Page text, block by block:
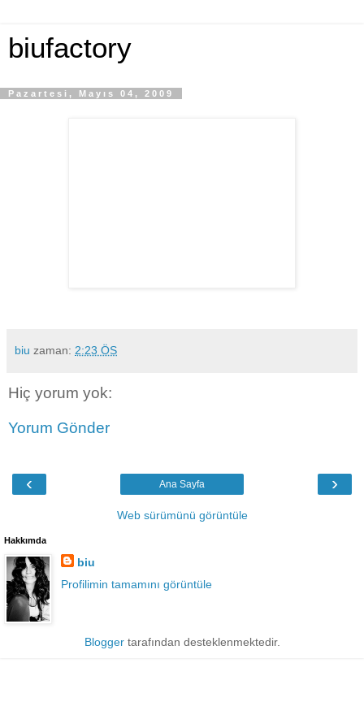
biufactory
Pazartesi, Mayıs 04, 2009
biu zaman: 2:23 ÖS
Hiç yorum yok:
Yorum Gönder
‹ ›
Ana Sayfa
Web sürümünü görüntüle
Hakkımda
biu
Profilimin tamamını görüntüle
Bloggertarafından desteklenmektedir.